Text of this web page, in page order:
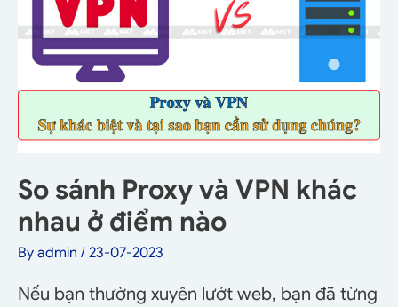
So sánh Proxy và VPN khác
nhau ở điểm nào
By admin / 23-07-2023
Nếu bạn thường xuyên lướt web, bạn đã từng